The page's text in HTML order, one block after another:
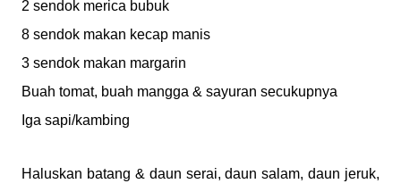
2 sendok merica bubuk
8 sendok makan kecap manis
3 sendok makan margarin
Buah tomat, buah mangga & sayuran secukupnya
Iga sapi/kambing
Haluskan batang & daun serai, daun salam, daun jeruk,